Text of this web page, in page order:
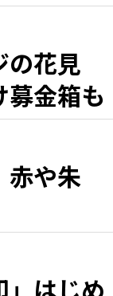
花見
金箱も
や朱
はじめ